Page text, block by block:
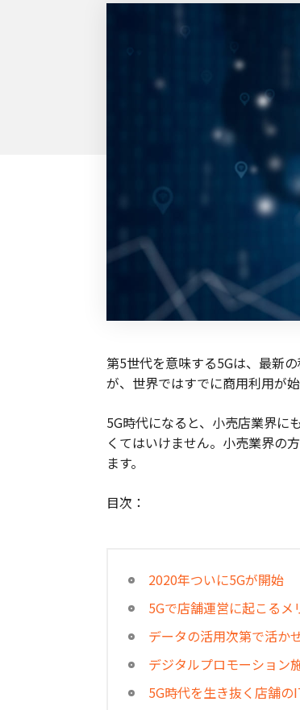
インフラ環境・サポート
ホテ
飲食店
第5世代を意味する5Gは、最新
が、世界ではすでに商用利用が始
5G時代になると、小売店業界に
くてはいけません。小売業界の
ます。
目次：
2020年ついに5Gが開始
5Gで店舗運営に起こるメ
データの活用次第で活か
デジタルプロモーション
5G時代を生き抜く店舗の